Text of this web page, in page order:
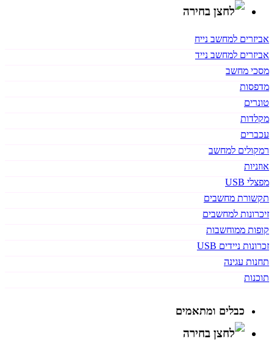
אביזרים למחשב נייח
אביזרים למחשב נייד
מסכי מחשב
מדפסות
טונרים
מקלדות
עכברים
רמקולים למחשב
אוזניות
מפצלי USB
תקשורת מחשבים
זיכרונות למחשבים
קופות ממוחשבות
זכרונות ניידים USB
תחנות עגינה
תוכנות
כבלים ומתאמים